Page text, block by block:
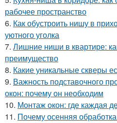
рабочее пространство
6. Как обустроить нишу в
уютного уголка
7. Лишние ниши в квартире:
преимущество
8. Какие уникальные скверы
9. Важность подставочного
окон: почему он необходим
10. Монтаж окон: где каждая
11. Почему осенняя